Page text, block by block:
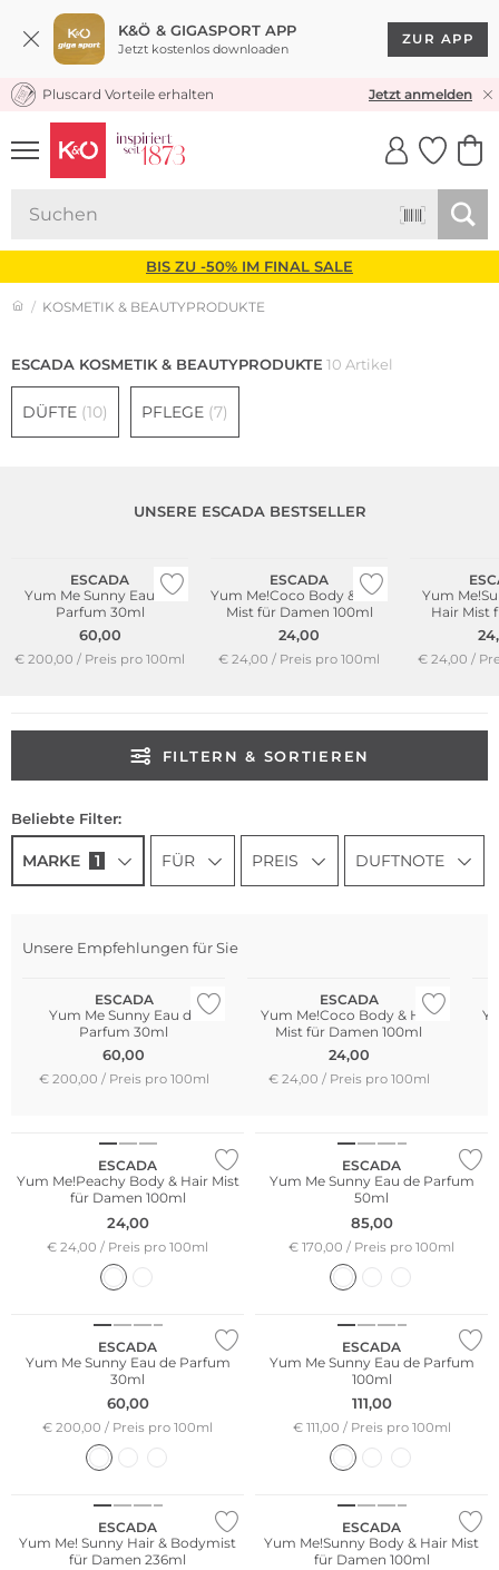
K&Ö & GIGASPORT APP
Jetzt kostenlos downloaden
ZUR APP
KOSTENLOSER VERSAND* & RÜCKVERSAND
Pluscard Vorteile erhalten Jetzt anmelden
UNSERE APP
CLICK &
BIS ZU -50% IM FINAL SALE
KOSMETIK & BEAUTYPRODUKTE
ESCADA KOSMETIK & BEAUTYPRODUKTE 10 Artikel
DÜFTE (10) PFLEGE (7)
UNSERE ESCADA BESTSELLER
ESCADA
Yum Me Sunny Eau de
Parfum 30ml
60,00
€ 200,00 / Preis pro 100ml
ESCADA
Yum Me!Coco Body & Hair
Mist für Damen 100ml
24,00
€ 24,00 / Preis pro 100ml
Yum
Hair Mist
€ 24,00 /
FILTERN & SORTIEREN
Beliebte Filter:
MARKE 1 FÜR PREIS DUFTNOTE
Unsere Empfehlungen für Sie
Limited Edition
ESCADA
Yum Me Sunny Eau de
Parfum 30ml
60,00
€ 200,00 / Preis pro 100ml
ESCADA
Yum Me!Coco Body & Hair
Mist für Damen 100ml
24,00
€ 24,00 / Preis pro 100ml
ESCADA
Yum Me!Peachy Body & Hair Mist
für Damen 100ml
24,00
€ 24,00 / Preis pro 100ml
ESCADA
Yum Me Sunny Eau de Parfum
50ml
85,00
€ 170,00 / Preis pro 100ml
ESCADA
Yum Me Sunny Eau de Parfum
30ml
60,00
€ 200,00 / Preis pro 100ml
Limited Edition
ESCADA
Yum Me Sunny Eau de Parfum
100ml
111,00
€ 111,00 / Preis pro 100ml
ESCADA
Yum Me! Sunny Hair & Bodymist
für Damen 236ml
ESCADA
Yum Me!Sunny Body & Hair Mist
für Damen 100ml